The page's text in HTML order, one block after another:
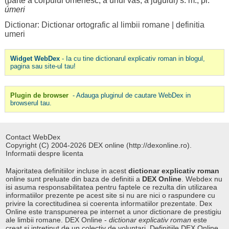
úmeri
Dictionar: Dictionar ortografic al limbii romane| definitia
umeri
Widget WebDex- Ia cu tine dictionarul explicativ roman in blogul,
pagina sau site-ul tau!
Plugin de browser - Adauga pluginul de cautare WebDex in
browserul tau.
Contact WebDex
Copyright (C) 2004-2026 DEX online (http://dexonline.ro).
Informatii despre licenta
Majoritatea definitiilor incluse in acestdictionar explicativ roman
online sunt preluate din baza de definitii a DEX Online . Webdex nu
isi asuma responsabilitatea pentru faptele ce rezulta din utilizarea
informatiilor prezente pe acest site si nu are nici o raspundere cu
privire la corectitudinea si coerenta informatiilor prezentate. Dex
Online este transpunerea pe internet a unor dictionare de prestigiu
ale limbii romane. DEX Online -dictionar explicativ roman este